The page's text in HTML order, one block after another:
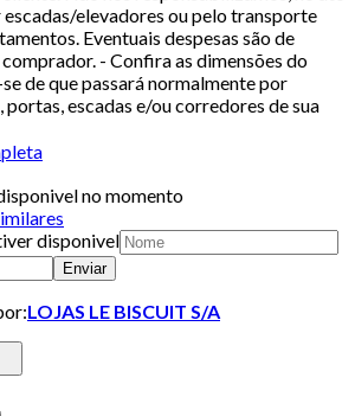
elevadores ou pelo transporte
Eventuais despesas são de
- Confira as dimensões do
de que passará normalmente por
escadas e/ou corredores de sua
no momento
disponivel
Enviar
LOJAS LE BISCUIT S/A